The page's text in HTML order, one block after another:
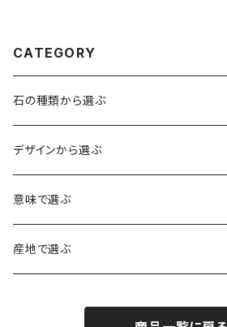
CATEGORY
石の種類から選ぶ
水晶（クォーツ）
アイリスクォーツ（虹入り水晶）
ヒマラヤ水晶
ローズクォーツ（紅水晶）
アメジスト（紫水晶）
デザインから選ぶ
龍彫刻（水晶）
龍彫刻（オニキス）
意味で選ぶ
魔除け・厄除け
産地で選ぶ